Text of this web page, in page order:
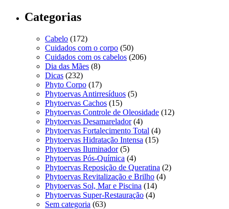
Categorias
Cabelo (172)
Cuidados com o corpo (50)
Cuidados com os cabelos (206)
Dia das Mães (8)
Dicas (232)
Phyto Corpo (17)
Phytoervas Antirresíduos (5)
Phytoervas Cachos (15)
Phytoervas Controle de Oleosidade (12)
Phytoervas Desamarelador(4)
Phytoervas Fortalecimento Total (4)
Phytoervas Hidratação Intensa (15)
Phytoervas Iluminador(5)
Phytoervas Pós-Química (4)
Phytoervas Reposição de Queratina (2)
Phytoervas Revitalização e Brilho (4)
Phytoervas Sol, Mar e Piscina (14)
Phytoervas Super-Restauração (4)
Sem categoria (63)